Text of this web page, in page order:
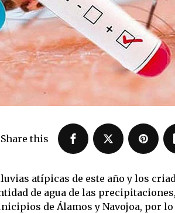
Share this
atípicas de este año y los
de agua de las
de Álamos y Navojoa, por